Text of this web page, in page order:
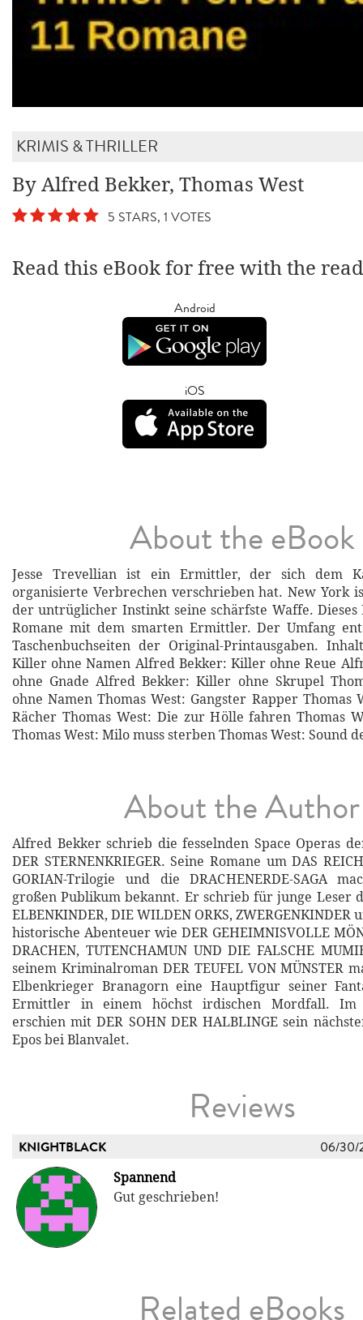
KRIMIS & THRILLER
By Alfred Bekker, Thomas West
5 STARS, 1 VOTES
Read this eBook for free with the
Android
iOS
About the eBook
Jesse Trevellian ist ein Ermittler, der sich dem
organisierte Verbrechen verschrieben hat. New York
der untrüglicher Instinkt seine schärfste Waffe. Dieses
Romane mit dem smarten Ermittler. Der Umfang
Taschenbuchseiten der Original-Printausgaben.
Killer ohne Namen Alfred Bekker: Killer ohne Reue
ohne Gnade Alfred Bekker: Killer ohne Skrupel
ohne Namen Thomas West: Gangster Rapper Thomas
Rächer Thomas West: Die zur Hölle fahren Thomas
Thomas West: Milo muss sterben Thomas West: Sound
About the Author
Alfred Bekker schrieb die fesselnden Space Operas
DER STERNENKRIEGER. Seine Romane um DAS
GORIAN-Trilogie und die DRACHENERDE-SAGA
großen Publikum bekannt. Er schrieb für junge Leser
ELBENKINDER, DIE WILDEN ORKS, ZWERGENKINDER
historische Abenteuer wie DER GEHEIMNISVOLLE
DRACHEN, TUTENCHAMUN UND DIE FALSCHE
seinem Kriminalroman DER TEUFEL VON MÜNSTER
Elbenkrieger Branagorn eine Hauptfigur seiner
Ermittler in einem höchst irdischen Mordfall. Im
erschien mit DER SOHN DER HALBLINGE sein
Epos bei Blanvalet.
Reviews
KNIGHTBLACK 06/30/
Spannend
Gut geschrieben!
Related eBooks